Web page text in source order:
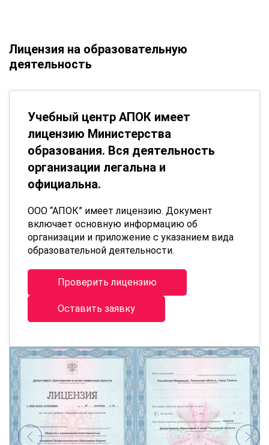
Лицензия на образовательную
деятельность
Учебный центр АПОК имеет
лицензию Министерства
образования. Вся деятельность
организации легальна и
официальна.
ООО “АПОК” имеет лицензию. Документ
включает основную информацию об
организации и приложение с указанием вида
образовательной деятельности.
Проверить лицензию
Оставить заявку